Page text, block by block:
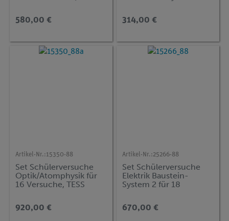
advanced Biologie
580,00 € 314,00 €
Artikel-Nr.:15350-88
Set Schülerversuche
Optik/Atomphysik für
16 Versuche, TESS
920,00 €
Artikel-Nr.:25266-88
Set Schülerversuche
Elektrik Baustein-
System 2 für 18
advanced Physik EB-
IND
670,00 €